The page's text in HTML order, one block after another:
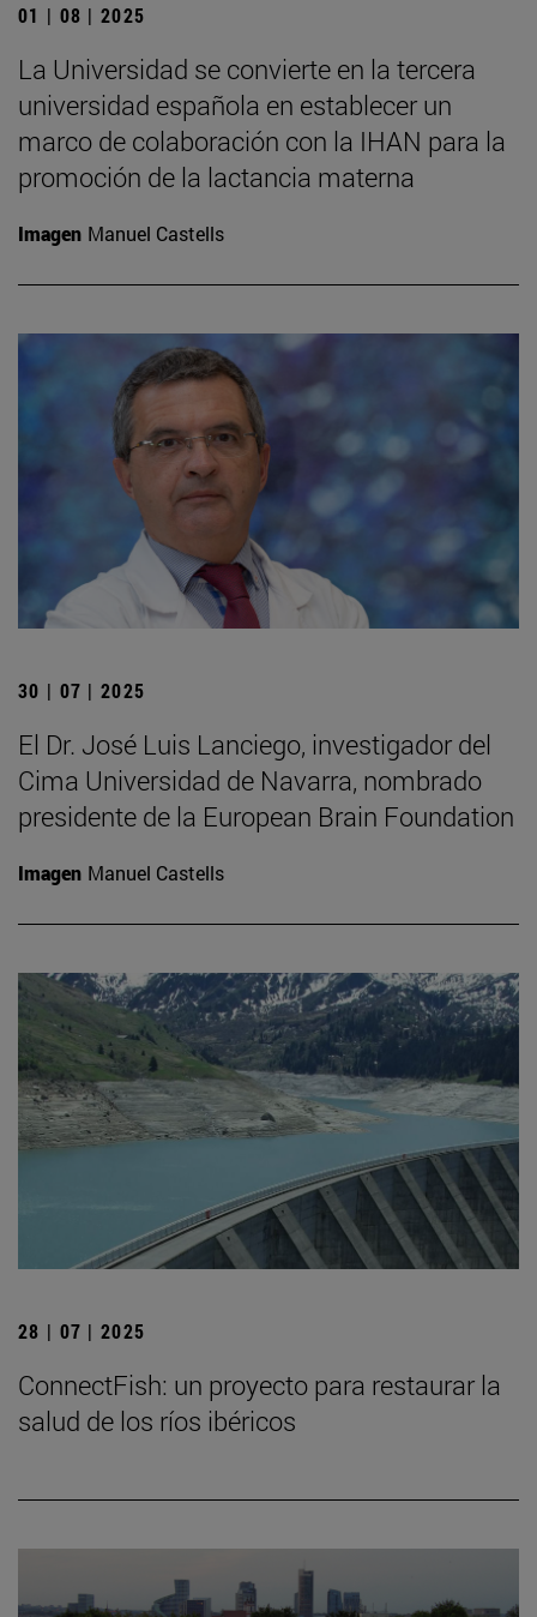
01 | 08 | 2025
La Universidad se convierte en la tercera
universidad española en establecer un
marco de colaboración con la IHAN para la
promoción de la lactancia materna
Imagen Manuel Castells
30 | 07 | 2025
El Dr. José Luis Lanciego, investigador del
Cima Universidad de Navarra, nombrado
presidente de la European Brain Foundation
Imagen Manuel Castells
28 | 07 | 2025
ConnectFish: un proyecto para restaurar la
salud de los ríos ibéricos